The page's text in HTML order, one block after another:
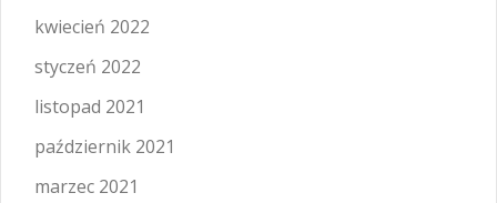
kwiecień 2022
styczeń 2022
listopad 2021
październik 2021
marzec 2021